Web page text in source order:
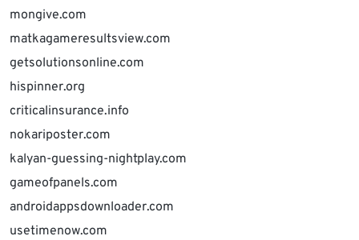
mongive.com
matkagameresultsview.com
getsolutionsonline.com
hispinner.org
criticalinsurance.info
nokariposter.com
kalyan-guessing-nightplay.com
gameofpanels.com
androidappsdownloader.com
usetimenow.com